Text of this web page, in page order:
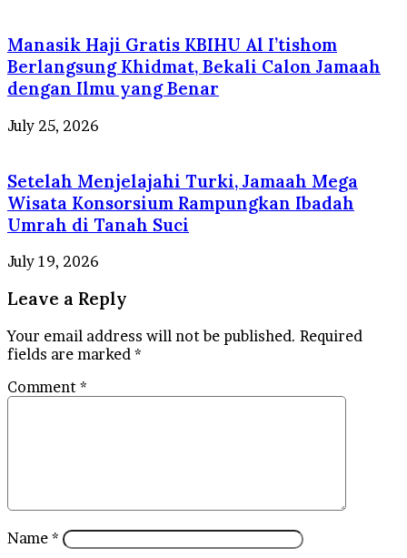
Manasik Haji Gratis KBIHU Al I’tishom
Berlangsung Khidmat, Bekali Calon Jamaah
dengan Ilmu yang Benar
July 25, 2026
Setelah Menjelajahi Turki, Jamaah Mega
Wisata Konsorsium Rampungkan Ibadah
Umrah di Tanah Suci
July 19, 2026
Leave a Reply
Your email address will not be published. Required
fields are marked *
Comment *
Name *